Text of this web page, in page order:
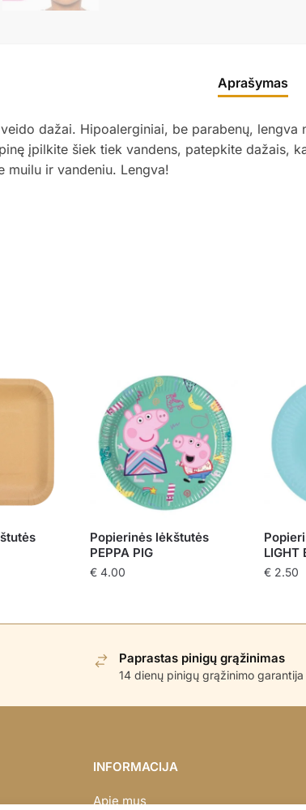
Aprašymas
dažai. Hipoalerginiai, be parabenų,
įpilkite šiek tiek vandens, patepkite dažais,
muilu ir vandeniu. Lengva!
Popierinės lėkštutės
PEPPA PIG
€ 4.00
LIGHT
€ 2.50
Paprastas pinigų grąžinimas
14 dienų pinigų grąžinimo garantija
INFORMACIJA
Apie mus